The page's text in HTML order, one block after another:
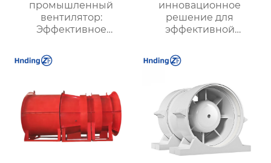
промышленный
вентилятор:
Эффективное
надежной вентиляции
инновационное
решение для
эффективной
оптимизации работы